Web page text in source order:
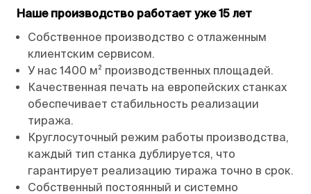
Наше производство работает уже 15 лет
Собственное производство с отлаженным
клиентским сервисом.
У нас 1400 м² производственных площадей.
Качественная печать на европейских станках
обеспечивает стабильность реализации
тиража.
Круглосуточный режим работы производства,
каждый тип станка дублируется, что
гарантирует реализацию тиража точно в срок.
Собственный постоянный и системно